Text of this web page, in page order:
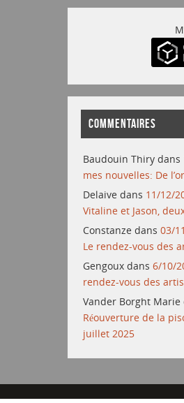
COMMENTAIRES
Baudouin Thiry dans
mes nouvelles: De
Delaive dans 11/12/
Vitaline et Jason,
Constanze dans03/
Le rendez-vous des
Gengoux dans6/10/
rendez-vous des
Vander Borght Marie
Réouverture de la
juillet 2025